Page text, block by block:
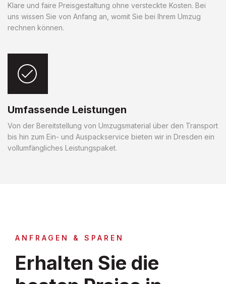
Klare und faire Preisgestaltung ohne versteckte Kosten. Bei
uns wissen Sie von Anfang an, womit Sie bei Ihrem Umzug
rechnen können.
Umfassende Leistungen
Von der Bereitstellung von Umzugsmaterial über den Transport
bis hin zum Ein- und Auspackservice bieten wir in Dresden ein
vollumfängliches Leistungspaket.
ANFRAGEN & SPAREN
Erhalten Sie die